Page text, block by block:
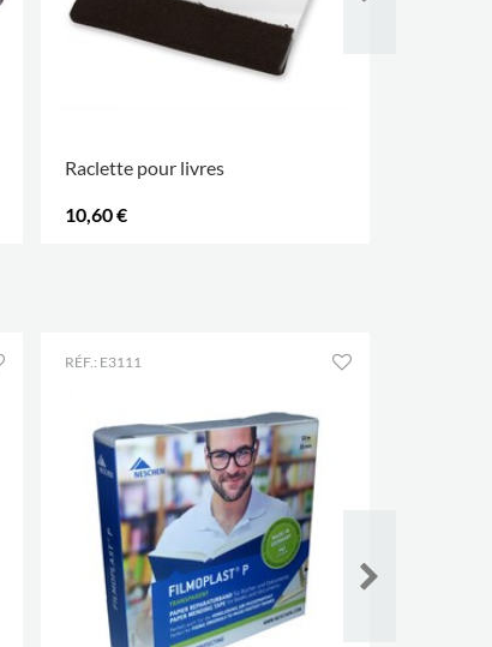
Raclette pour livres
10,60 €
RÉF.: E3111